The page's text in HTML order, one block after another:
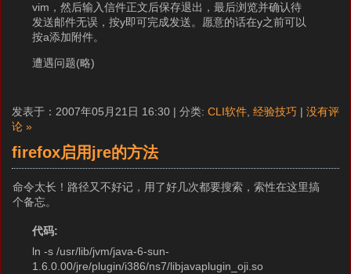
vim，然后输入信件正文后保存退出，最后浏览并确认待
发送邮件无误，按y即可完成发送。愿意的话在y之前可以
按a添加附件。
遭遇问题(略)
发表于：2007年05月21日 16:30 | 分类: CLI软件, 经验技巧 | 没有评
论 »
firefox启用jre的方法
命令太长！路径又不好记，用了好几次都要搜索，索性在这里搞
个备忘。
代码:
ln -s /usr/lib/jvm/java-6-sun-
1.6.0.00/jre/plugin/i386/ns7/libjavaplugin_oji.so